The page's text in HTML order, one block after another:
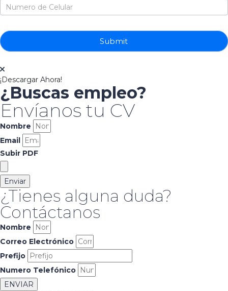
Submit
¡Descargar Ahora!
¿Buscas empleo?
Envíanos tu CV
Nombre
Email
Subir PDF
Enviar
¿Tienes alguna duda?
Contáctanos
Nombre
Correo Electrónico
Prefijo
Numero Telefónico
ENVIAR